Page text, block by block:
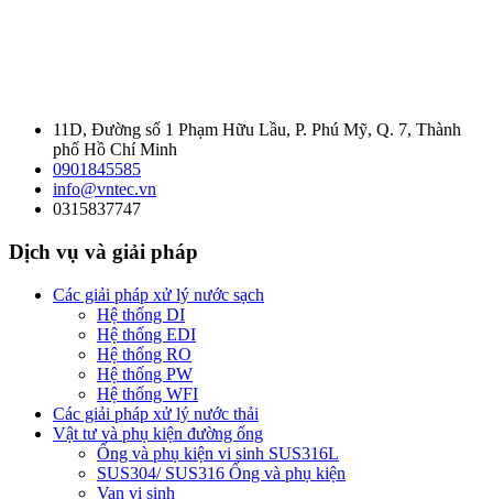
11D, Đường số 1 Phạm Hữu Lầu, P. Phú Mỹ, Q. 7, Thành
phố Hồ Chí Minh
0901845585
info@vntec.vn
0315837747
Dịch vụ và giải pháp
Các giải pháp xử lý nước sạch
Hệ thống DI
Hệ thống EDI
Hệ thống RO
Hệ thống PW
Hệ thống WFI
Các giải pháp xử lý nước thải
Vật tư và phụ kiện đường ống
Ống và phụ kiện vi sinh SUS316L
SUS304/ SUS316 Ống và phụ kiện
Van vi sinh